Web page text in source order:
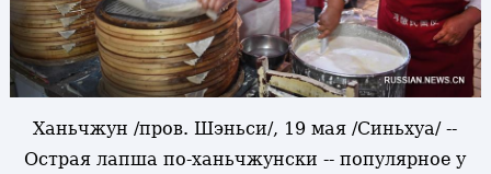
Ханьчжун /пров. Шэньси/, 19 мая /Синьхуа/ --
Острая лапша по-ханьчжунски -- популярное у